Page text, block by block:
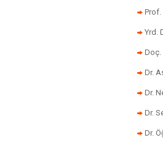
Prof.
Yrd.
Doç.
Dr.
Dr.
Dr.
Dr.